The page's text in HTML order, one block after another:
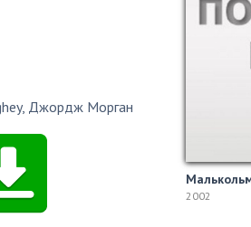
, Джордж Морган
2002